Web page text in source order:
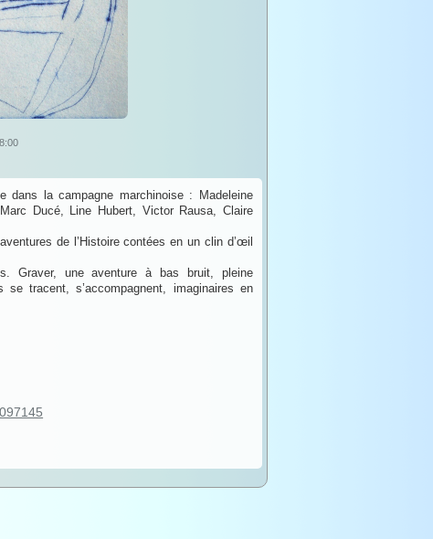
dans la campagne marchinoise : Madeleine
Ducé, Line Hubert, Victor Rausa, Claire
de l’Histoire contées en un clin d’œil
Graver, une aventure à bas bruit, pleine
se tracent, s’accompagnent, imaginaires en